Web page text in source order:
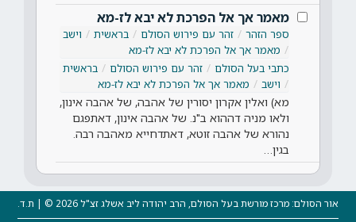
מאמר אך אל הפרכת לא יבא לז-מא
ספר הזהר זהר עם פירוש הסולם בראשית
וישב
מאמר אך אל הפרכת לא יבא לז-מא
כתבי בעל הסולם
זהר עם פירוש הסולם
בראשית
וישב
מאמר אך אל הפרכת לא יבא לז-מא
מא) ואלין אקרון יסורין של אהבה, של אהבה אינון,
ולאו מניה דההוא ב"נ. של אהבה אינון, דאתפגם
נהורא של אהבה זוטא, דאתדחייא מאהבה רבה.
בגין…
אור הסולם: מרכז מורשת בעל הסולם, הרב יהודה ליב אשלג זצ"ל 2026 © | ת.ד.